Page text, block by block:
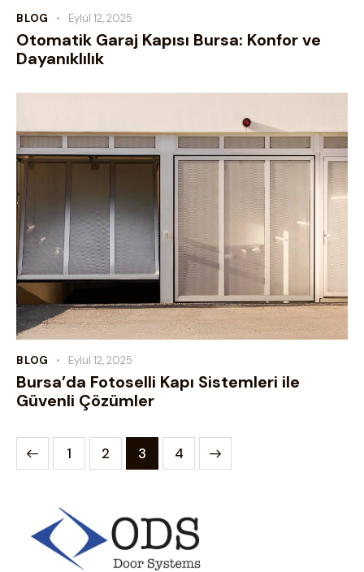
BLOG Eylül 12, 2025
Otomatik Garaj Kapısı Bursa: Konfor ve
Dayanıklılık
BLOG Eylül 12, 2025
Bursa’da Fotoselli Kapı Sistemleri ile
Güvenli Çözümler
1 2 3 4